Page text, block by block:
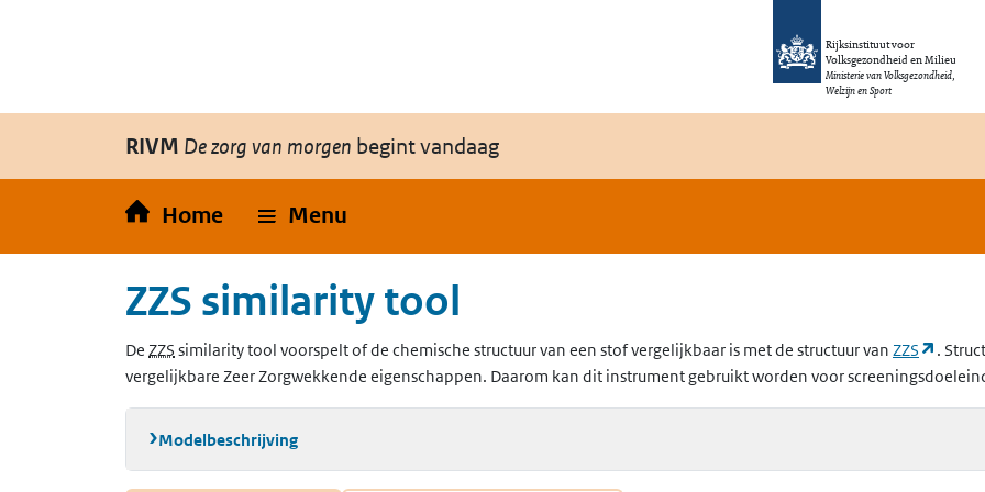
Rijksinstituut voor
Volksgezondheid en Milieu
Ministerie van Volksgezondheid,
Welzijn en Sport
RIVM De zorg van morgen begint vandaag
Home Menu
ZZS similarity tool
De ZZS (Zeer Zorgwekkende Stoffen)
similarity tool voorspelt of de chemische structuur van een stof vergelijkbaar is met de structuur van ZZS
.
vergelijkbare Zeer Zorgwekkende eigenschappen. Daarom kan dit instrument gebruikt worden voor
Modelbeschrijving